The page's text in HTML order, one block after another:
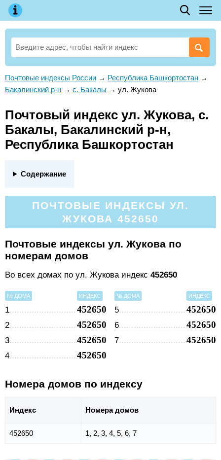
Почтовые индексы России → Республика Башкортостан →
Бакалинский р-н → с. Бакалы → ул. Жукова
Почтовый индекс ул. Жукова, с.
Бакалы, Бакалинский р-н,
Республика Башкортостан
Содержание
ПОЧТОВЫЕ ИНДЕКСЫ УЛ.
ЖУКОВА 452650
Почтовые индексы ул. Жукова по
номерам домов
Во всех домах по ул. Жукова индекс 452650
№ ДОМА ИНДЕКС
1 452650
2 452650
3 452650
4 452650
№ ДОМА ИНДЕКС
5 452650
6 452650
7 452650
Номера домов по индексу
Индекс Номера домов
452650 1, 2, 3, 4, 5, 6, 7